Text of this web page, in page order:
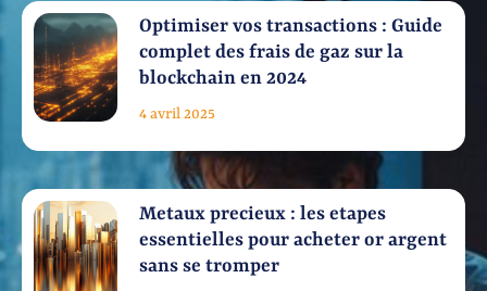
Optimiser vos transactions : Guide
complet des frais de gaz sur la
blockchain en 2024
4 avril 2025
Metaux precieux : les etapes
essentielles pour acheter or argent
sans se tromper